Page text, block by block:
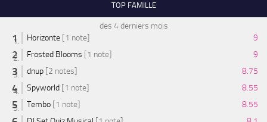
TOP FAMILLE
des 4 derniers mois
Horizonte [1 note]
9
Frosted Blooms [1 note]
9
dnup [2 notes]
8.75
Spyworld [1 note]
8.55
Tembo [1 note]
8.55